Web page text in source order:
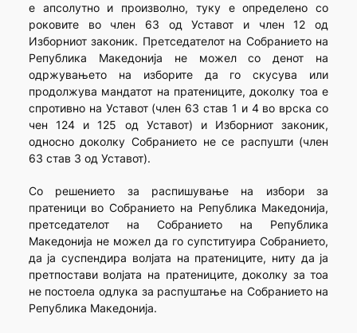
е апсолутно и произволно, туку е определено со
роковите во член 63 од Уставот и член 12 од
Изборниот законик. Претседателот на Собранието на
Република Македонија не можел со денот на
одржувањето на изборите да го скусува или
продолжува мандатот на пратениците, доколку тоа е
спротивно на Уставот (член 63 став 1 и 4 во врска со
чен 124 и 125 од Уставот) и Изборниот законик,
односно доколку Собранието не се распушти (член
63 став 3 од Уставот).
Со решението за распишување на избори за
пратеници во Собранието на Република Македонија,
претседателот на Собранието на Република
Македонија не можел да го супституира Собранието,
да ја суспендира волјата на пратениците, ниту да ја
претпостави волјата на пратениците, доколку за тоа
не постоела одлука за распуштање на Собранието на
Република Македонија.